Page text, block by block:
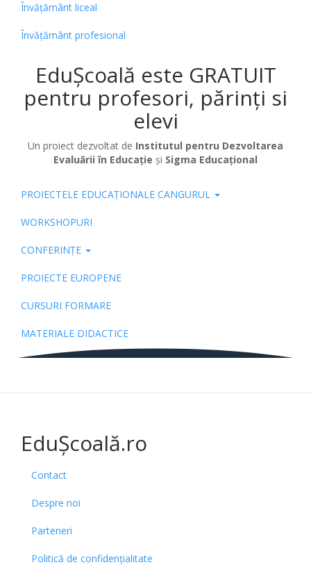
Învățământ liceal
Învățământ profesional
EduȘcoală este GRATUIT
pentru profesori, părinți si
elevi
Un proiect dezvoltat de Institutul pentru Dezvoltarea
Evaluării în Educație și Sigma Educațional
Pub
PROIECTELE EDUCAȚIONALE CANGURUL
WORKSHOPURI
CONFERINȚE
PROIECTE EUROPENE
CURSURI FORMARE
MATERIALE DIDACTICE
EduȘcoală.ro
Contact
Despre noi
Parteneri
Politică de confidențialitate